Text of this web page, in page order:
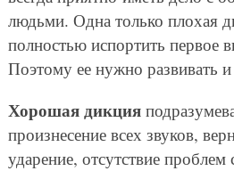
людьми. Одна только плохая
полностью испортить первое
Поэтому ее нужно развивать и
Хорошая дикция
произнесение всех звуков,
ударение, отсутствие проблем